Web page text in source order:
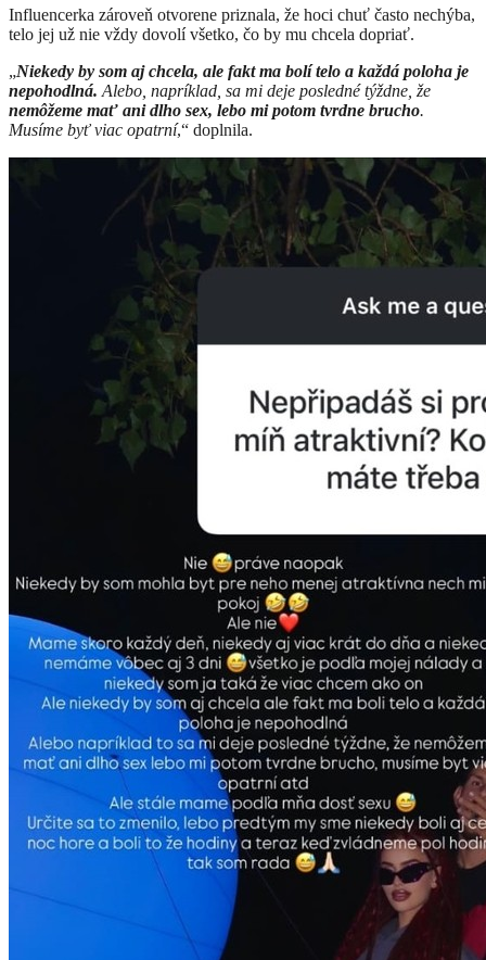
Influencerka zároveň otvorene priznala, že hoci chuť často nechýba,
telo jej už nie vždy dovolí všetko, čo by mu chcela dopriať.
„Niekedy by som aj chcela, ale fakt ma bolí telo a každá poloha je
nepohodlná. Alebo, napríklad, sa mi deje posledné týždne, že
nemôžeme mať ani dlho sex, lebo mi potom tvrdne brucho.
Musíme byť viac opatrní,“ doplnila.